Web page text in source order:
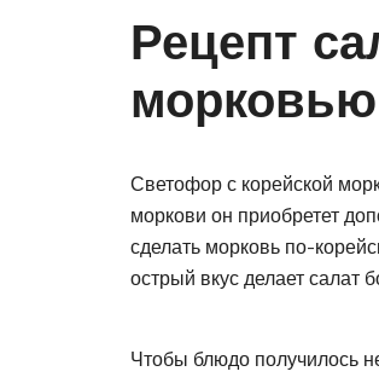
Рецепт
Светофор с корейской
моркови он приобретет
сделать морковь по-
острый вкус делает салат
Чтобы блюдо получилось